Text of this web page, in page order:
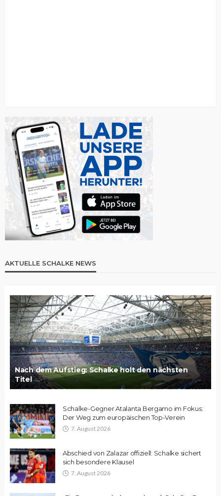
AKTUELLE SCHALKE NEWS
Nach dem Aufstieg: Schalke holt den nächsten
Titel
Schalke-Gegner Atalanta Bergamo im Fokus:
Der Weg zum europäischen Top-Verein
7. August 2026
Abschied von Zalazar offiziell: Schalke sichert
sich besondere Klausel
7. August 2026